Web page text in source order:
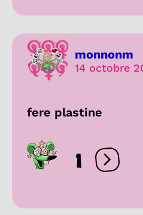
monnonm
14 octobre
fere plastine
1 Ouvrir